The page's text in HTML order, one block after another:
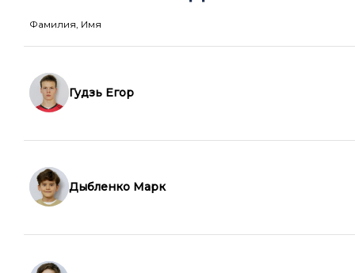
Фамилия, Имя
Гудзь Егор
Дыбленко Марк